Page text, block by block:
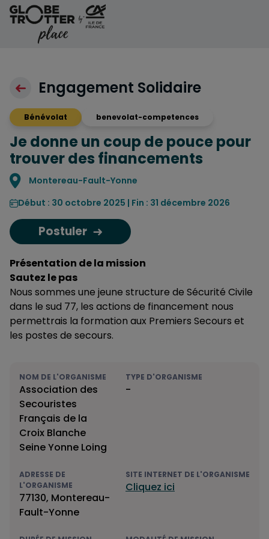
Aller au contenu
Engagement Solidaire
Bénévolat benevolat-competences
Je donne un coup de pouce pour
trouver des financements
Localisation
Montereau-Fault-Yonne
Début : 30 octobre 2025 | Fin : 31 décembre 2026
Postuler
Présentation de la mission
Sautez le pas
Nous sommes une jeune structure de Sécurité Civile
dans le sud 77, les actions de financement nous
permettrais la formation aux Premiers Secours et
les postes de secours.
NOM DE L'ORGANISME
Association des
Secouristes
Français de la
Croix Blanche
Seine Yonne Loing
TYPE D'ORGANISME
-
ADRESSE DE
L'ORGANISME
77130, Montereau-
Fault-Yonne
SITE INTERNET DE L'ORGANISME
Cliquez ici